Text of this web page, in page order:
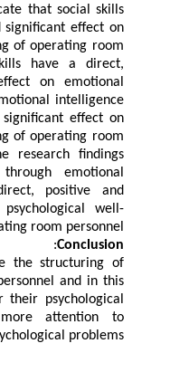
that social skills
significant effect on
of operating room
have a direct,
on emotional
intelligence
significant effect on
of operating room
research findings
emotional
positive and
well-
room personnel.
Conclusion
:
the structuring of
and in this
their psychological
more attention to
problems.